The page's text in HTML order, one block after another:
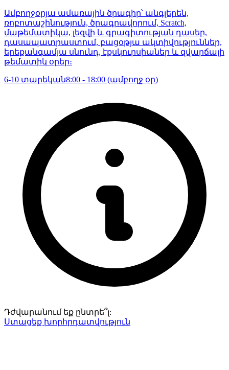
Ամբողջօրյա ամառային ծրագիր՝ անգլերեն,
ռոբոտաշինություն, ծրագրավորում, Scratch,
մաթեմատիկա, լեզվի և գրագիտության դասեր,
դասապատրաստում, բացօթյա ակտիվություններ,
երեքանգամյա սնունդ, էքսկուրսիաներ և զվարճալի
թեմատիկ օրեր։
6-10 տարեկան8:00 - 18:00 (ամբողջ օր)
Դժվարանում եք ընտրե՞լ:
Ստացեք խորհրդատվություն